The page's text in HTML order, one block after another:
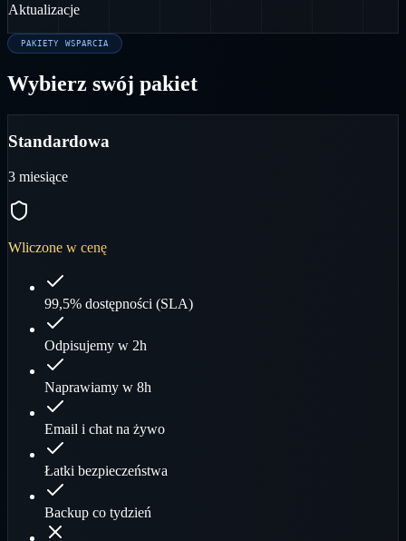
Aktualizacje
PAKIETY WSPARCIA
Wybierz swój pakiet
Standardowa
3 miesiące
Wliczone w cenę
99,5% dostępności (SLA)
Odpisujemy w 2h
Naprawiamy w 8h
Email i chat na żywo
Łatki bezpieczeństwa
Backup co tydzień